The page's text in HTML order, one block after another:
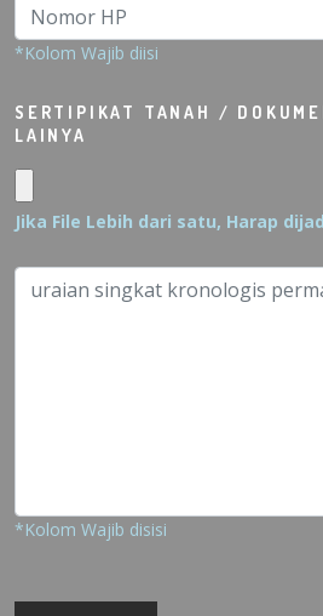
*Kolom Wajib diisi
SERTIPIKAT TANAH /
LAINYA
Jika File Lebih dari satu, Harap
*Kolom Wajib disisi